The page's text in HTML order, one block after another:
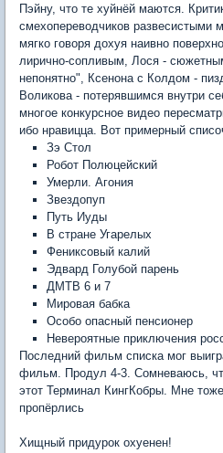
Пэйну, что те хуйнёй маются.
смехопереводчиков развесистыми
мягко говоря дохуя наивно
лирично-сопливым, Лося -
непонятно", Ксенона с Колдом -
Воликова - потерявшимся внутри
многое конкурсное видео
ибо нравицца. Вот примерный
Зэ Стол
Робот Полюцейский
Умерли. Агония
Звездопуп
Путь Иуды
В стране Угарелых
Фениксовый калий
Эдвард Голубой парень
ДМТВ 6 и 7
Мировая бабка
Особо опасный пенсионер
Невероятные приключения
Последний фильм списка мог
фильм. Продул 4-3. Сомневаюсь,
этот Терминал КингКобры. Мне
пропёрлись
Хищный придурок охуенен!